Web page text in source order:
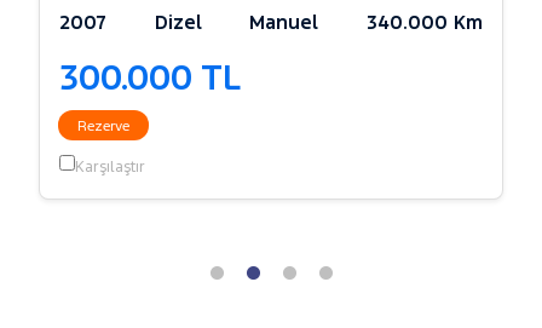
2007 Dizel Manuel 340.000 Km
300.000 TL
Rezerve
Karşılaştır